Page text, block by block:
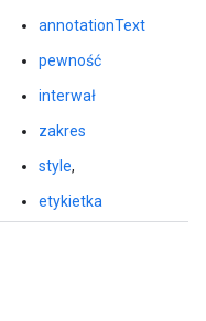
annotationText
pewność
interwał
zakres
style,
etykietka